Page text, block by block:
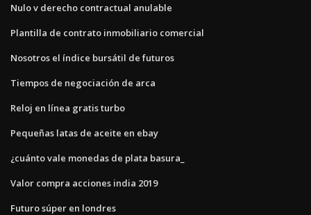
Nulo v derecho contractual anulable
Plantilla de contrato inmobiliario comercial
Nosotros el índice bursátil de futuros
Tiempos de negociación de arca
Reloj en línea gratis turbo
Pequeñas latas de aceite en ebay
¿cuánto vale monedas de plata basura_
Valor compra acciones india 2019
Futuro súper en londres